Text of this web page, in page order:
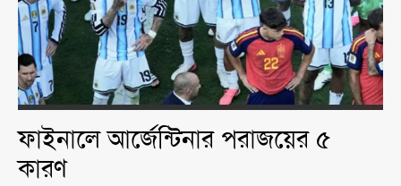
ফাইনালে আর্জেন্টিনার পরাজয়ের ৫
কারণ